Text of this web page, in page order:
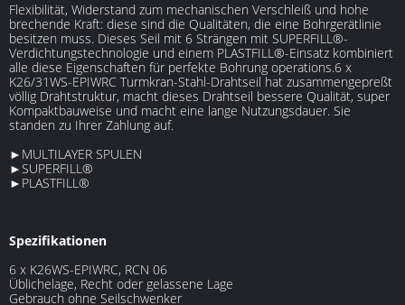
Flexibilität, Widerstand zum mechanischen Verschleiß und hohe
brechende Kraft: diese sind die Qualitäten, die eine Bohrgerätlinie
besitzen muss. Dieses Seil mit 6 Strängen mit SUPERFILL®-
Verdichtungstechnologie und einem PLASTFILL®-Einsatz kombiniert
alle diese Eigenschaften für perfekte Bohrung operations.6 x
K26/31WS-EPIWRC Turmkran-Stahl-Drahtseil hat zusammengepreßt
völlig Drahtstruktur, macht dieses Drahtseil bessere Qualität, super
Kompaktbauweise und macht eine lange Nutzungsdauer. Sie
standen zu Ihrer Zahlung auf.
►MULTILAYER SPULEN
►SUPERFILL®
►PLASTFILL®
Spezifikationen
6 x K26WS-EPIWRC, RCN 06
Üblichelage, Recht oder gelassene Lage
Gebrauch ohne Seilschwenker